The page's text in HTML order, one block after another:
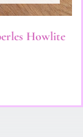
Howlite